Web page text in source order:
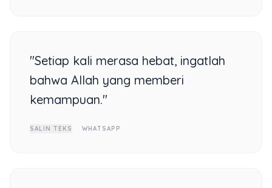
"Setiap kali merasa hebat, ingatlah
bahwa Allah yang memberi
kemampuan."
SALIN TEKS WHATSAPP